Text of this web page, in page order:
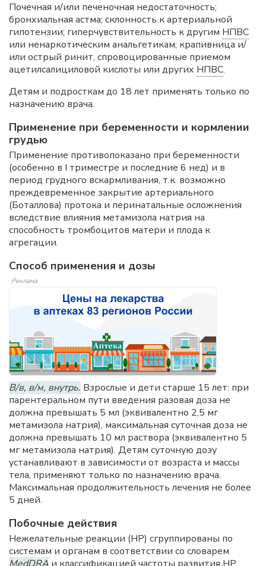
Почечная и/или печеночная недостаточность;
бронхиальная астма; склонность к артериальной
гипотензии; гиперчувствительность к другим НПВС
или ненаркотическим анальгетикам; крапивница и/
или острый ринит, спровоцированные приемом
ацетилсалициловой кислоты или других НПВС.
Детям и подросткам до 18 лет применять только по
назначению врача.
Применение при беременности и кормлении
грудью
Применение противопоказано при беременности
(особенно в I триместре и последние 6 нед) и в
период грудного вскармливания, т.к. возможно
преждевременное закрытие артериального
(Боталлова) протока и перинатальные осложнения
вследствие влияния метамизола натрия на
способность тромбоцитов матери и плода к
агрегации.
Способ применения и дозы
Реклама
В/в, в/м, внутрь. Взрослые и дети старше 15 лет: при
парентеральном пути введения разовая доза не
должна превышать 5 мл (эквивалентно 2,5 мг
метамизола натрия), максимальная суточная доза не
должна превышать 10 мл раствора (эквивалентно 5
мг метамизола натрия). Детям суточную дозу
устанавливают в зависимости от возраста и массы
тела, применяют только по назначению врача.
Максимальная продолжительность лечения не более
5 дней.
Побочные действия
Нежелательные реакции (HP) сгруппированы по
системам и органам в соответствии со словарем